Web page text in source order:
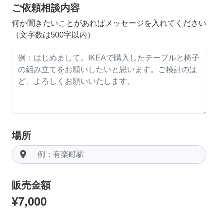
ご依頼相談内容
何か聞きたいことがあればメッセージを入れてください
（文字数は500字以内）
場所
room
販売金額
¥7,000